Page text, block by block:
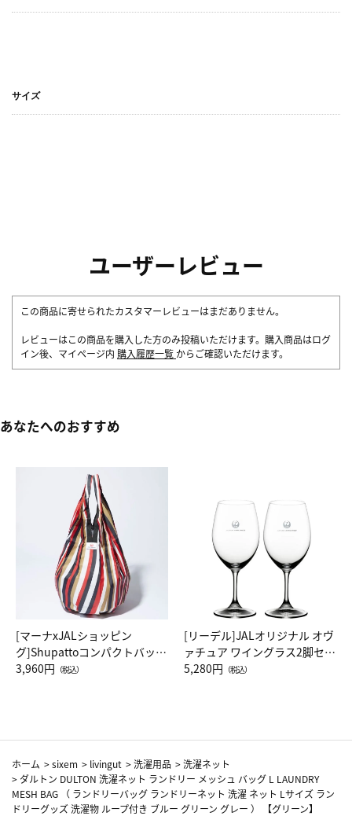
サイズ
ユーザーレビュー
この商品に寄せられたカスタマーレビューはまだありません。
レビューはこの商品を購入した方のみ投稿いただけます。購入商品はログ
イン後、マイページ内 購入履歴一覧 からご確認いただけます。
あなたへのおすすめ
[マーナxJALショッピン
グ]Shupattoコンパクトバッグ
Drop JAL客室乗務員（LC）ス
3,960円 （税込）
[リーデル]JALオリジナル オヴ
ァチュア ワイングラス2脚セッ
ト（レッドワイン）
5,280円 （税込）
ホーム >sixem > livingut >洗濯用品 >洗濯ネット
> ダルトン DULTON 洗濯ネット ランドリー メッシュ バッグ L LAUNDRY
MESH BAG （ ランドリーバッグ ランドリーネット 洗濯 ネット Lサイズ ラン
ドリーグッズ 洗濯物 ループ付き ブルー グリーン グレー ） 【グリーン】